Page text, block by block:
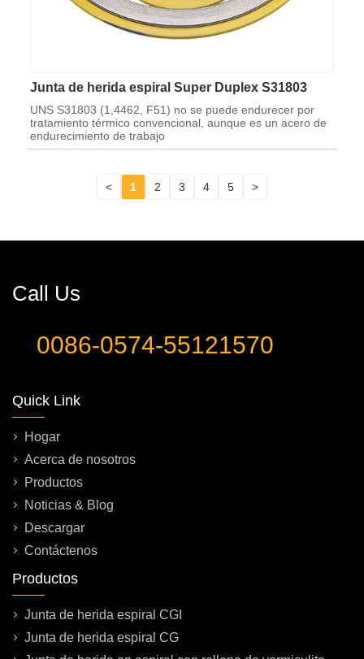
Junta de herida espiral Super Duplex S31803
UNS S31803 (1,4462, F51) no se puede endurecer por
tratamiento térmico convencional, aunque es un acero de
endurecimiento de trabajo
< 1 2 3 4 5 >
Call Us
0086-0574-55121570
Quick Link
Hogar
Acerca de nosotros
Productos
Noticias & Blog
Descargar
Contáctenos
Productos
Junta de herida espiral CGI
Junta de herida espiral CG